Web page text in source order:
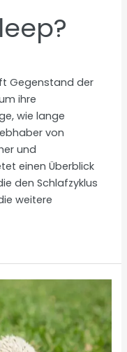
Gegenstand der
ihre
wie lange
von
und
einen Überblick
den Schlafzyklus
weitere